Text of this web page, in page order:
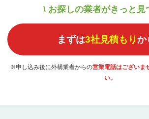
\ お探しの業者がきっと見
まずは3社見積もりか
※申し込み後に外構業者からの営業電話はございま
い。